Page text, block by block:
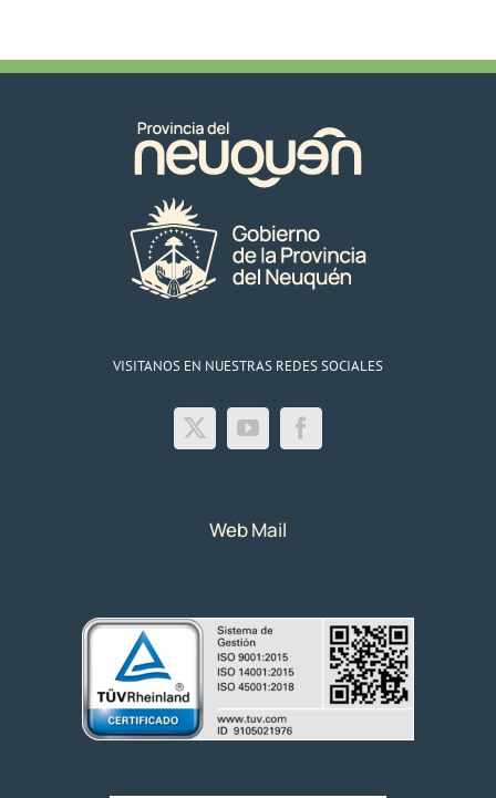
los
05/08/23
VISITANOS EN NUESTRAS REDES SOCIALES
Web Mail